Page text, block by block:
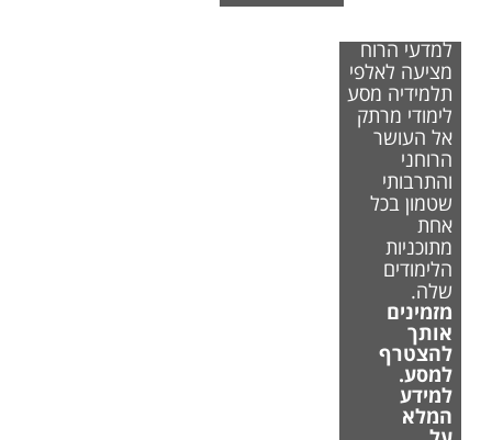
למדעי הרוח
מציעה לאלפי
תלמידיה מסע
לימודי מרתק
אל העושר
הרוחני
והתרבותי
שטמון בכל
אחת
מתוכניות
הלימודים
שלה.
מזמינים
אותך
להצטרף
למסע.
למידע
המלא